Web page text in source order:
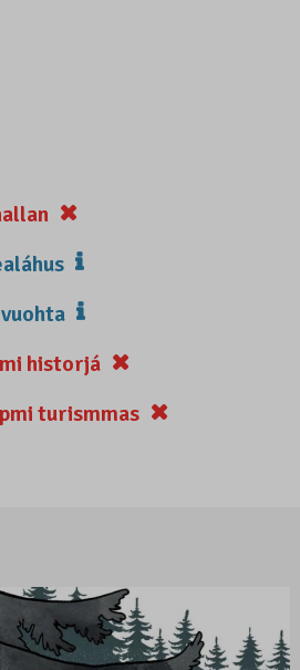
historjá
turismmas